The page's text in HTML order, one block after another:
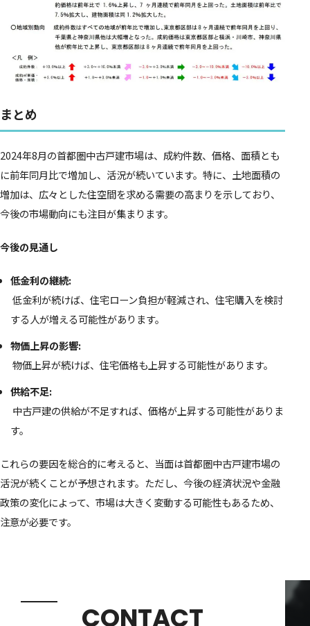
まとめ
2024年8月の首都圏中古戸建市場は、成約件数、価格、面積とも
に前年同月比で増加し、活況が続いています。特に、土地面積の
増加は、広々とした住空間を求める需要の高まりを示しており、
今後の市場動向にも注目が集まります。
今後の見通し
低金利の継続:
低金利が続けば、住宅ローン負担が軽減され、住宅購入を検討
する人が増える可能性があります。
物価上昇の影響:
物価上昇が続けば、住宅価格も上昇する可能性があります。
供給不足:
中古戸建の供給が不足すれば、価格が上昇する可能性がありま
す。
これらの要因を総合的に考えると、当面は首都圏中古戸建市場の
活況が続くことが予想されます。ただし、今後の経済状況や金融
政策の変化によって、市場は大きく変動する可能性もあるため、
注意が必要です。
CONTACT